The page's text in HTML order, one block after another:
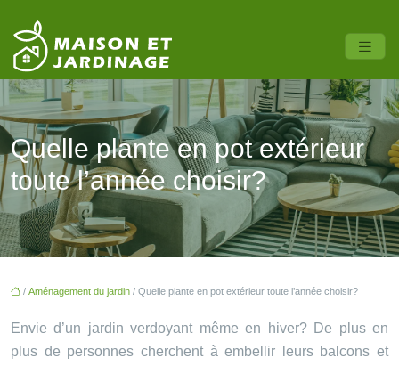
Quelle plante en pot extérieur
toute l’année choisir?
/ Aménagement du jardin / Quelle plante en pot extérieur toute l’année choisir?
Envie d’un jardin verdoyant même en hiver? De plus en
plus de personnes cherchent à embellir leurs balcons et